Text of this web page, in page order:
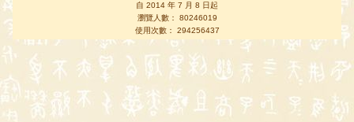
自 2014 年 7 月 8 日起
瀏覽人數： 80246019
使用次數： 294256437